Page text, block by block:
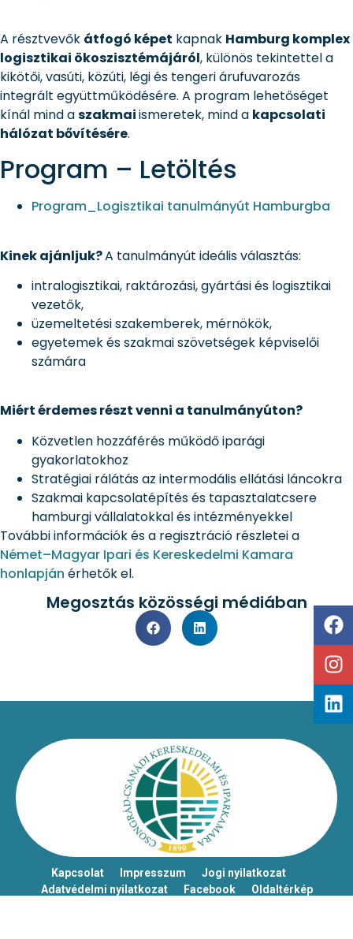
A résztvevők átfogó képet kapnak Hamburg komplex
logisztikai ökoszisztémájáról, különös tekintettel a
kikötői, vasúti, közúti, légi és tengeri árufuvarozás
integrált együttműködésére. A program lehetőséget
kínál mind aszakmaiismeretek, mind a kapcsolati
hálózat bővítésére.
Program – Letöltés
Program_Logisztikai tanulmányút Hamburgba
Kinek ajánljuk?A tanulmányút ideális választás:
intralogisztikai, raktározási, gyártási és logisztikai
vezetők,
üzemeltetési szakemberek, mérnökök,
egyetemek és szakmai szövetségek képviselői
számára
Miért érdemes részt venni a tanulmányúton?
Közvetlen hozzáférés működő iparági
gyakorlatokhoz
Stratégiai rálátás az intermodális ellátási láncokra
Szakmai kapcsolatépítés és tapasztalatcsere
hamburgi vállalatokkal és intézményekkel
További információk és a regisztráció részletei a
Német–Magyar Ipari és Kereskedelmi Kamara
honlapján érhetők el.
Megosztás közösségi médiában
Kapcsolat Impresszum
Jogi nyilatkozat
Adatvédelmi nyilatkozat
Facebook Oldaltérkép